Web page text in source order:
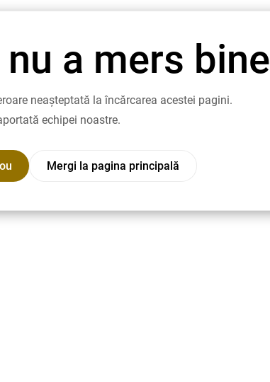
nu a mers bine
neașteptată la încărcarea acestei pagini.
echipei noastre.
Mergi la pagina principală